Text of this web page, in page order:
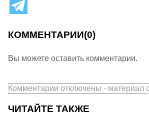
КОММЕНТАРИИ(0)
Вы можете оставить комментарии.
Комментарии отключены - материал
ЧИТАЙТЕ ТАКЖЕ